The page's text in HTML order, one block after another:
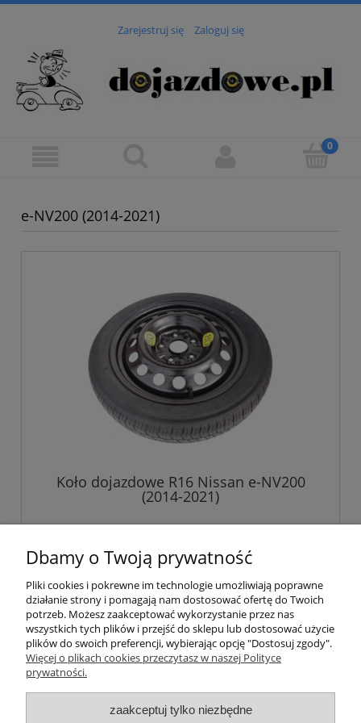
Zarejestruj się Zaloguj się
e-NV200 (2014-2021)
Koło dojazdowe R16 Nissan e-NV200
(2014-2021)
do koszyka
Pomoc
Informacje
Dbamy o Twoją prywatność
Pliki cookies i pokrewne im technologie umożliwiają poprawne
działanie strony i pomagają nam dostosować ofertę do Twoich
potrzeb. Możesz zaakceptować wykorzystanie przez nas
wszystkich tych plików i przejść do sklepu lub dostosować użycie
plików do swoich preferencji, wybierając opcję "Dostosuj zgody".
Więcej o plikach cookies przeczytasz w naszej Polityce
prywatności.
zaakceptuj tylko niezbędne